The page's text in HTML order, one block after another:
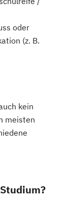
oder
(z. B.
kein
meisten